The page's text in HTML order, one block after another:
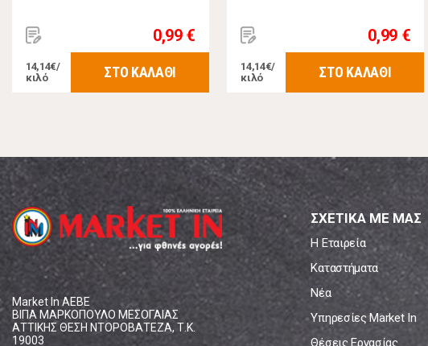
0,99 €
14,14€/
κιλό
ΣΤΟ ΚΑΛΑΘΙ
0,99 €
14,14€/
κιλό
ΣΤΟ ΚΑΛΑΘΙ
Market In ΑΕΒΕ
ΒΙΠΑ ΜΑΡΚΟΠΟΥΛΟ ΜΕΣΟΓΑΙΑΣ
ΑΤΤΙΚΗΣ ΘΕΣΗ ΝΤΟΡΟΒΑΤΕΖΑ, Τ.Κ.
19003
ΣΧΕΤΙΚΑ ΜΕ ΜΑΣ
Η Εταιρεία
Καταστήματα
Νέα
Υπηρεσίες Market In
Θέσεις Εργασίας